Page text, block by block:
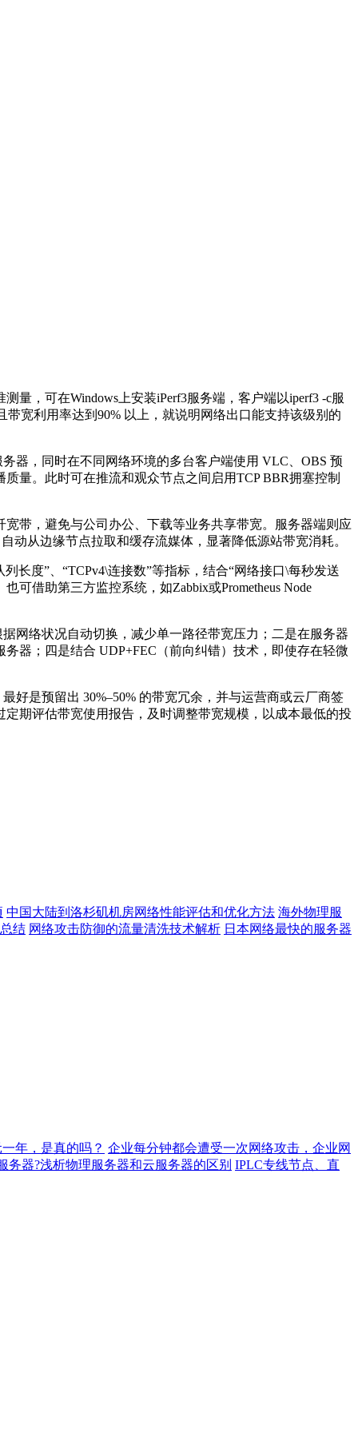
测量，可在Windows 上安装iPerf3服务端，客户端以iperf3 -c服
带宽利用率达到 90% 以上，就说明网络出口能支持该级别的
器，同时在不同网络环境的多台客户端使用 VLC OBS 预
量。此时可在推流和观众节点之间启用TCP BBR拥塞控制
带，避免与公司办公、下载等业务共享带宽。服务器端则应
自动从边缘节点拉取和缓存流媒体，显著降低源站带宽消耗。
列长度”、“TCPv4\连接数”等指标，结合“网络接口\每秒发送
可借助第三方监控系统，如Zabbix或Prometheus Node
网络状况自动切换，减少单一路径带宽压力；二是在服务器
务器；四是结合 UDP+FEC （前向纠错）技术，即使存在轻微
好是预留出 30%–50% 的带宽冗余，并与运营商或云厂商签
期评估带宽使用报告，及时调整带宽规模，以成本最低的投
中国大陆到洛杉矶机房网络性能评估和优化方法 海外物理服
结 网络攻击防御的流量清洗技术解析 日本网络最快的服务器
年，是真的吗？ 企业每分钟都会遭受一次网络攻击，企业网
务器?浅析物理服务器和云服务器的区别 IPLC专线节点、直